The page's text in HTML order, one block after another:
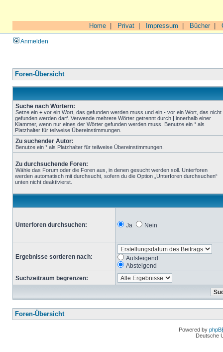
Home Privat Impressum Bücher|
Anmelden
Foren-Übersicht
Suche nach Wörtern:
Setze ein + vor ein Wort, das gefunden werden muss und ein - vor ein Wort, das nicht
gefunden werden darf. Verwende mehrere Wörter getrennt durch | innerhalb einer
Klammer, wenn nur eines der Wörter gefunden werden muss. Benutze ein * als
Platzhalter für teilweise Übereinstimmungen.
Zu suchender Autor:
Benutze ein * als Platzhalter für teilweise Übereinstimmungen.
Zu durchsuchende Foren:
Wähle das Forum oder die Foren aus, in denen gesucht werden soll. Unterforen
werden automatisch mit durchsucht, sofern du die Option „Unterforen durchsuchen“
unten nicht deaktivierst.
Unterforen durchsuchen: Ja Nein
Ergebnisse sortieren nach:
Aufsteigend
Absteigend
Suchzeitraum begrenzen:
Foren-Übersicht
Powered by
Deutsche